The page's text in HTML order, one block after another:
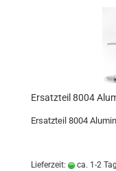
Ersatzteil 8004
Ersatzteil 8004
Lieferzeit: ca. 1-2